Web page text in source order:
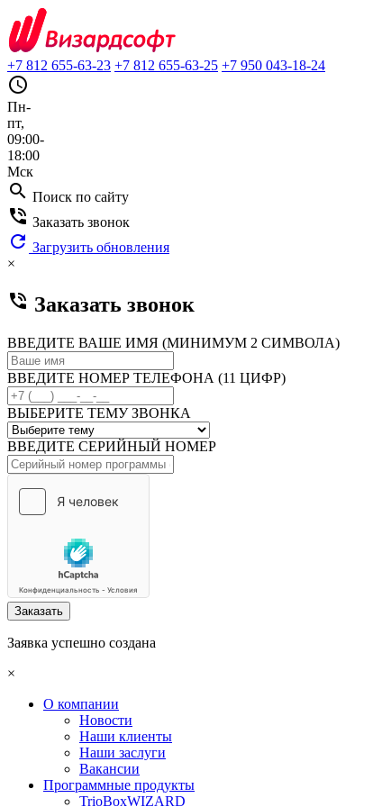
+7 812 655-63-23 +7 812 655-63-25 +7 950 043-18-24
query_builder
Пн-
пт,
09:00-
18:00
Мск
search Поиск по сайту
phone_in_talk Заказать звонок
refresh Загрузить обновления
×
phone_in_talk Заказать звонок
ВВЕДИТЕ ВАШЕ ИМЯ (МИНИМУМ 2 СИМВОЛА)
ВВЕДИТЕ НОМЕР ТЕЛЕФОНА (11 ЦИФР)
ВЫБЕРИТЕ ТЕМУ ЗВОНКА
ВВЕДИТЕ СЕРИЙНЫЙ НОМЕР
Заказать
Заявка успешно создана
×
О компании
Новости
Наши клиенты
Наши заслуги
Вакансии
Программные продукты
TrioBoxWIZARD